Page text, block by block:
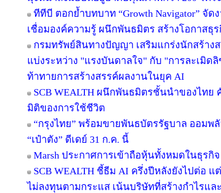
ทีทีบี ตอกย้ำบทบาท “Growth Navigator” จัด
เชื่อมองค์ความรู้ ผนึกพันธมิตร สร้างโอกาสธุ
กรมทรัพย์สินทางปัญญา เสริมแกร่งนักสร้าง
แบ่งระหว่าง "แรงบันดาลใจ" กับ "การละเมิด
ท้าทายการสร้างสรรค์ผลงานในยุค AI
SCB WEALTH ผนึกพันธมิตรชั้นนำของไทย
มิติของการใช้ชีวิต
“กรุงไทย” พร้อมขายพันธบัตรรัฐบาล ออมพ
“เป๋าตัง” ดีเดย์ 31 ก.ค. นี้
Marsh ประกาศการเข้าถือหุ้นทั้งหมดในธุรกิจ
SCB WEALTH ชี้ธีม AI ครึ่งปีหลังยังไปต่อ
ไม่ลงทุนตามกระแส เน้นบริษัทที่สร้างกำไรแ